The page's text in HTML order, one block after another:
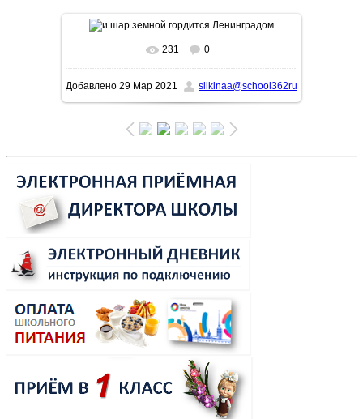
В реальном размере 868x1160
231 0
Добавлено 29 Мар 2021 silkinaa@school362ru